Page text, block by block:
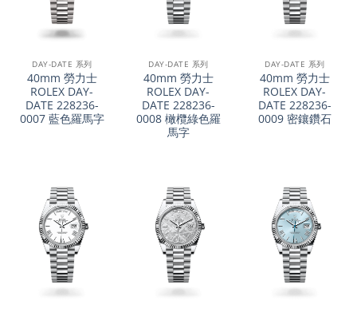
DAY-DATE 系列
40mm 勞力士
ROLEX DAY-
DATE 228236-
0007 藍色羅馬字
DAY-DATE 系列
40mm 勞力士
ROLEX DAY-
DATE 228236-
0008 橄欖綠色羅
馬字
DAY-DATE 系列
40mm 勞力士
ROLEX DAY-
DATE 228236-
0009 密鑲鑽石